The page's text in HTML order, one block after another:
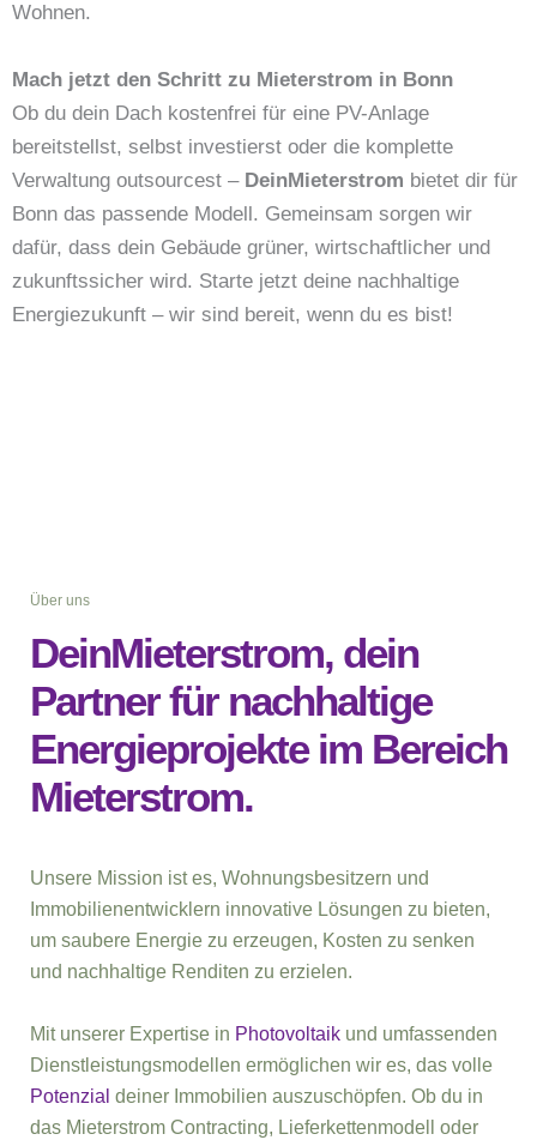
Wohnen.
Mach jetzt den Schritt zu Mieterstrom in Bonn
Ob du dein Dach kostenfrei für eine PV-Anlage
bereitstellst, selbst investierst oder die komplette
Verwaltung outsourcest – DeinMieterstrom bietet dir für
Bonn das passende Modell. Gemeinsam sorgen wir
dafür, dass dein Gebäude grüner, wirtschaftlicher und
zukunftssicher wird. Starte jetzt deine nachhaltige
Energiezukunft – wir sind bereit, wenn du es bist!
Über uns
DeinMieterstrom, dein
Partner für nachhaltige
Energieprojekte im Bereich
Mieterstrom.
Unsere Mission ist es, Wohnungsbesitzern und
Immobilienentwicklern innovative Lösungen zu bieten,
um saubere Energie zu erzeugen, Kosten zu senken
und nachhaltige Renditen zu erzielen.
Mit unserer Expertise in Photovoltaik und umfassenden
Dienstleistungsmodellen ermöglichen wir es, das volle
Potenzial deiner Immobilien auszuschöpfen. Ob du in
das Mieterstrom Contracting, Lieferkettenmodell oder